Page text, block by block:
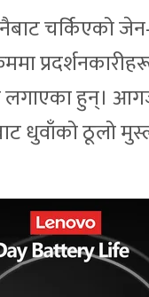
चर्किएको
लगाएका हुन्।
धुवाँको ठूलो